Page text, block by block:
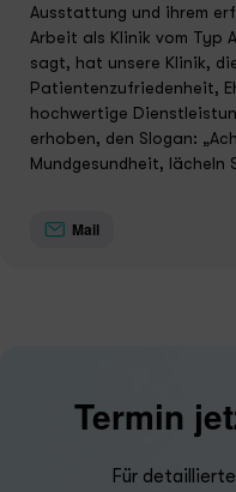
Ausstattung und ihrem
Arbeit als Klinik vom Typ
sagt, hat unsere Klinik,
Patientenzufriedenheit,
hochwertige
erhoben, den Slogan:
Mundgesundheit, lächeln
Mail
Termin
Für